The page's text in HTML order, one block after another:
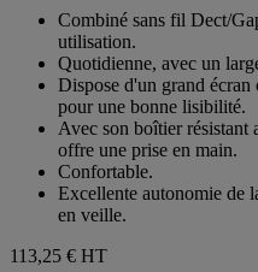
étoiles.
Combiné sans fil Dect/
utilisation.
Quotidienne, avec un
Dispose d'un grand
pour une bonne lisibilité.
Avec son boîtier résistant
offre une prise en main.
Confortable.
Excellente autonomie de
en veille.
113,25 € HT